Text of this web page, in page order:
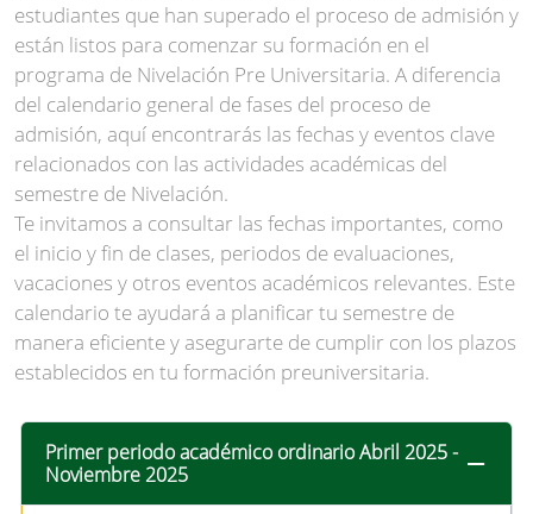
estudiantes que han superado el proceso de admisión y
están listos para comenzar su formación en el
programa de Nivelación Pre Universitaria. A diferencia
del calendario general de fases del proceso de
admisión, aquí encontrarás las fechas y eventos clave
relacionados con las actividades académicas del
semestre de Nivelación.
Te invitamos a consultar las fechas importantes, como
el inicio y fin de clases, periodos de evaluaciones,
vacaciones y otros eventos académicos relevantes. Este
calendario te ayudará a planificar tu semestre de
manera eficiente y asegurarte de cumplir con los plazos
establecidos en tu formación preuniversitaria.
Primer periodo académico ordinario Abril 2025 -
Noviembre 2025